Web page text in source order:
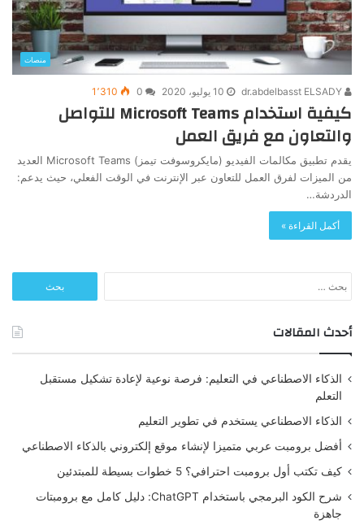
منصات
10 يوليو، 2020 0 1٬310
كيفية استخدام Microsoft Teams للتواصل
والتعاون مع فريق العمل
يقدم تطبيق مكالمات الفيديو (مايكروسوفت تيمز) Microsoft Teams العديد
من الميزات لفرق العمل للتعاون عبر الإنترنت في الوقت الفعلي، حيث يدعم:
الدردشة…
أكمل القراءة »
عن:
أحدث المقالات
الذكاء الاصطناعي في التعليم: فرصة نوعية لإعادة تشكيل مستقبل
التعلم
الذكاء الاصطناعي يستخدم في تطوير التعليم
أفضل برومبت عربي متميزا لإنشاء موقع إلكتروني بالذكاء الاصطناعي
كيف تكتب أول برومبت احترافي؟ 5 خطوات بسيطة للمبتدئين
شرح الكود البرمجي باستخدام ChatGPT: دليل كامل مع برومبتات
جاهزة